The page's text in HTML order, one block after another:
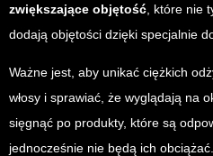
zwiększające objętość , które nie
dodają objętości dzięki specjalnie
Ważne jest, aby unikać ciężkich
włosy i sprawiać, że wyglądają na
sięgnąć po produkty, które są
jednocześnie nie będą ich